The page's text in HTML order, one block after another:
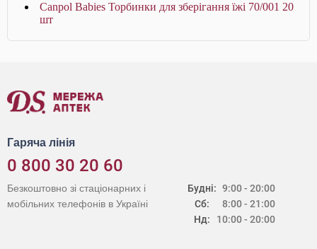
Canpol Babies Торбинки для зберігання їжі 70/001 20
шт
Гаряча лінія
0 800 30 20 60
Будні:
Сб:
Нд:
9:00 - 20:00
8:00 - 21:00
10:00 - 20:00
Безкоштовно зі стаціонарних і
мобільних телефонів в Україні